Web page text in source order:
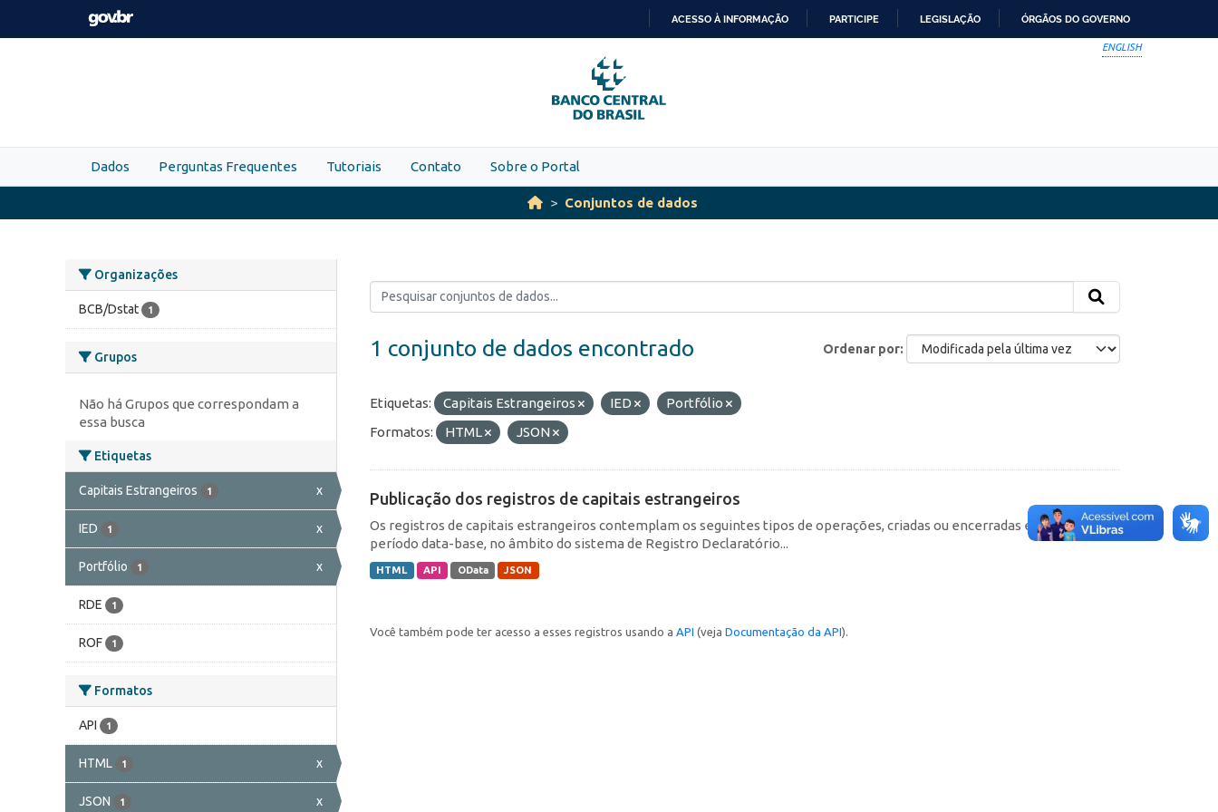
Skip to main content
PARA
O
CONTEÚDO
ACESSO À INFORMAÇÃO PARTICIPE LEGISLAÇÃO ÓRGÃOS DO GOVERNO
ENGLISH
Dados Perguntas Frequentes Tutoriais Contato Sobre o Portal
Conjuntos de dados
Organizações
BCB/Dstat 1
Grupos
Não há Grupos que correspondam a
essa busca
Etiquetas
Capitais Estrangeiros 1 x
IED 1 x
Portfólio 1 x
RDE 1
ROF 1
Formatos
API 1
HTML 1 x
JSON 1 x
Ordenar por
1 conjunto de dados encontrado
Etiquetas: Capitais Estrangeiros IED
Portfólio
Formatos:
HTML JSON
Publicação dos registros de capitais estrangeiros
Os registros de capitais estrangeiros contemplam os seguintes tipos de operações, criadas ou encerradas em cada
período data-base, no âmbito do sistema de Registro Declaratório...
HTML API OData JSON
Você também pode ter acesso a esses registros usando a API (veja Documentação da API).